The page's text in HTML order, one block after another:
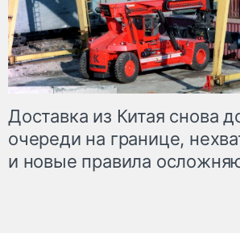
Доставка из Китая снова
очереди на границе,
и новые правила